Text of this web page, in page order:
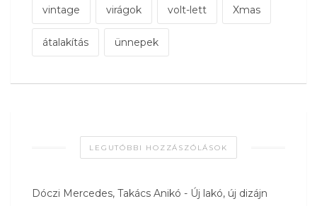
vintage virágok volt-lett Xmas
átalakítás ünnepek
LEGUTÓBBI HOZZÁSZÓLÁSOK
Dóczi Mercedes, Takács Anikó - Új lakó, új dizájn